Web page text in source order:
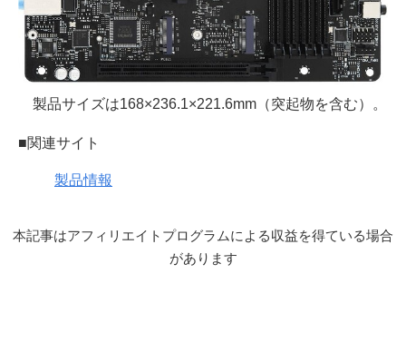
製品サイズは168×236.1×221.6mm（突起物を含む）。
■関連サイト
製品情報
本記事はアフィリエイトプログラムによる収益を得ている場合
があります